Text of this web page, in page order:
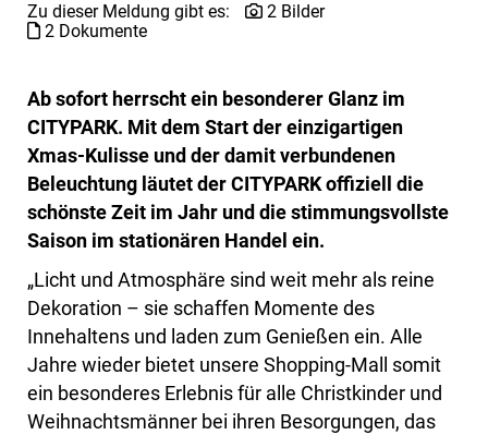
Zu dieser Meldung gibt es:
2 Bilder
2 Dokumente
Ab sofort herrscht ein besonderer Glanz im
CITYPARK. Mit dem Start der einzigartigen
Xmas-Kulisse und der damit verbundenen
Beleuchtung läutet der CITYPARK offiziell die
schönste Zeit im Jahr und die stimmungsvollste
Saison im stationären Handel ein.
„Licht und Atmosphäre sind weit mehr als reine
Dekoration – sie schaffen Momente des
Innehaltens und laden zum Genießen ein. Alle
Jahre wieder bietet unsere Shopping-Mall somit
ein besonderes Erlebnis für alle Christkinder und
Weihnachtsmänner bei ihren Besorgungen, das